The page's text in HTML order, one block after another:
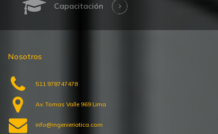
Capacitación
Nosotros
511 978747478
Av. Tomas Valle 969 Lima
info@ingenieriatica.com